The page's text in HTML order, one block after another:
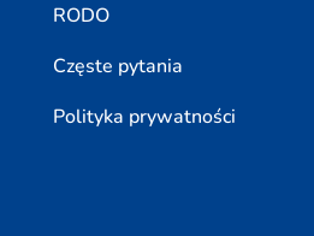
RODO
Częste pytania
Polityka prywatności